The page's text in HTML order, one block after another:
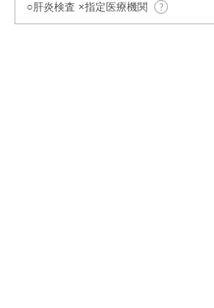
○肝炎検査 ×指定医療機関